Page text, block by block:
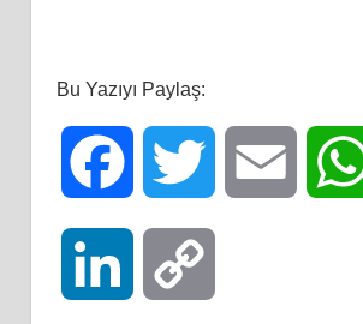
Bu Yazıyı Paylaş:
Facebook Twitter Email
LinkedIn